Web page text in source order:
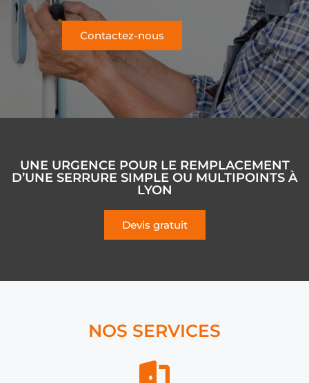
Contactez-nous
UNE URGENCE POUR LE REMPLACEMENT
D’UNE SERRURE SIMPLE OU MULTIPOINTS À
LYON
Devis gratuit
NOS SERVICES